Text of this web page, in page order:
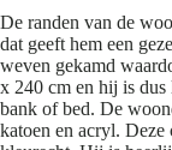
De randen van de
dat geeft hem een
weven gekamd
x 240 cm en hij is
bank of bed. De
katoen en acryl. Deze